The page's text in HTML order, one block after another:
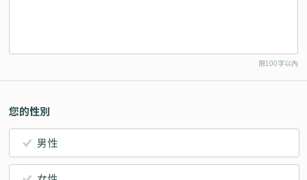
限100字以內
您的性別
男性